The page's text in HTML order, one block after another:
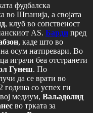
фудбалска
во Шпанија, а својата
, клуб во сопственост
AS. Барди пред
, каде што во
осум натпревари. Во
играчи беа отстранети
Гунеш. По
да се врати во
година со успех ги
медиум, Ваљадолид
во трката за